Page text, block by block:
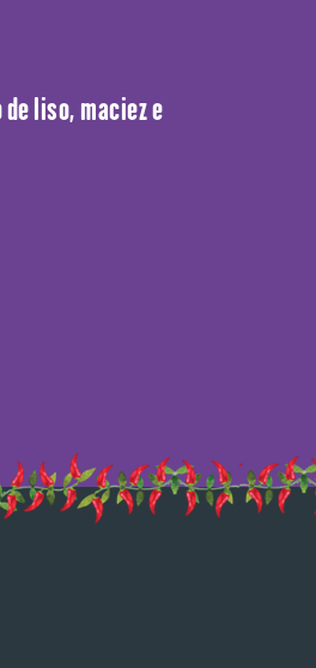
liso, maciez e